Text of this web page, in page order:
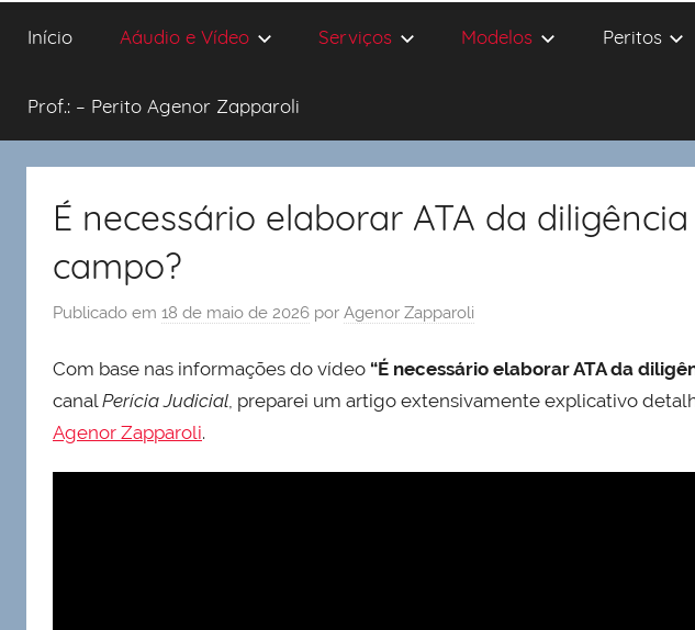
Início Aáudio e Vídeo Serviços Modelos Peritos
Prof.: – Perito Agenor Zapparoli
É necessário elaborar ATA da
campo?
Publicado em 18 de maio de 2026 por Agenor Zapparoli
Com base nas informações do vídeo “É necessário elaborar ATA da
canalPerícia Judicial, preparei um artigo extensivamente explicativo
Agenor Zapparoli.